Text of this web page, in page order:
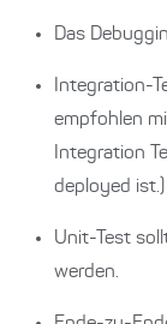
Das
Integration-
empfohlen
Integration
deployed ist.)
Unit-Test
werden.